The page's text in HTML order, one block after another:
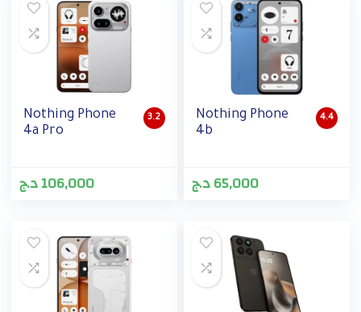
3.2
Nothing Phone
4a Pro
106,000د.ج
4.4
Nothing Phone
4b
65,000د.ج